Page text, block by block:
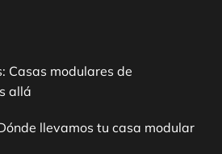
Casas modulares de
allá
llevamos tu casa modular